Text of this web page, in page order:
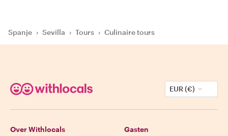
Spanje › Sevilla › Tours › Culinaire tours
EUR (€)
Over Withlocals Gasten